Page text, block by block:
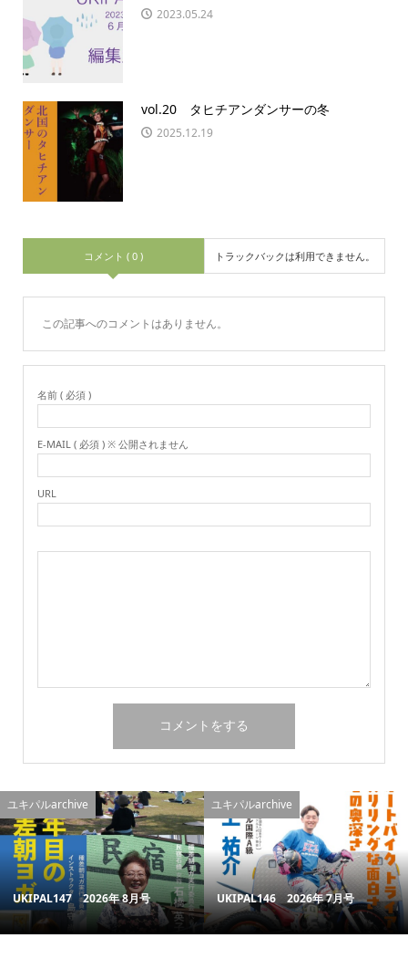
2023.05.24
vol.20 タヒチアンダンサーの冬
2025.12.19
コメント ( 0 ) トラックバックは利用できません。
この記事へのコメントはありません。
名前 ( 必須 )
E-MAIL ( 必須 ) ※ 公開されません
URL
ユキパルarchive
UKIPAL147 2026年 8月号
ユキパルarchive
UKIPAL146 2026年 7月号